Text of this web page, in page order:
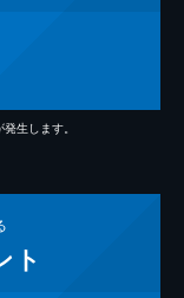
生します。
ト